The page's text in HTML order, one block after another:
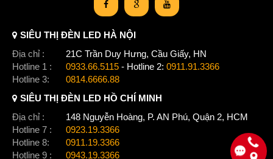
SIÊU THỊ ĐÈN LED HÀ NỘI
Địa chỉ :
21C Trần Duy Hưng, Cầu Giấy, HN
Hotline 1 :
0933.66.5115 - Hotline 2: 0911.91.3366
Hotline 3:
0814.6666.88
SIÊU THỊ ĐÈN LED HỒ CHÍ MINH
Địa chỉ :
148 Nguyễn Hoàng, P. AN Phú, Quận 2, HCM
Hotline 7 :
0923.19.3366
Hotline 8:
0911.19.3366
Hotline 9 :
0943.19.3366